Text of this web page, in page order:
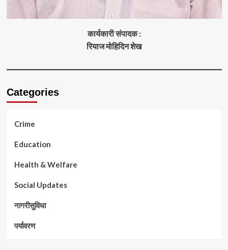
कार्यकारी संपादक :
रियाज मोहिदिन शेख
Categories
Crime
Education
Health & Welfare
Social Updates
नागरीसुविधा
पर्यावरण